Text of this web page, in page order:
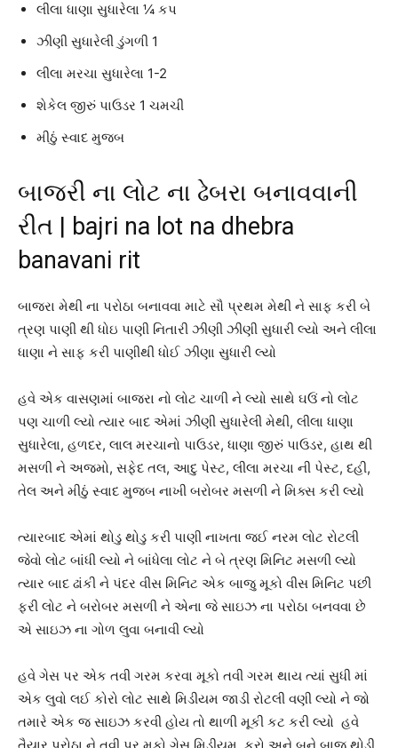
લીલા ધાણા સુધારેલા ¼ કપ
ઝીણી સુધારેલી ડુંગળી 1
લીલા મરચા સુધારેલા 1-2
શેકેલ જીરું પાઉડર 1 ચમચી
મીઠું સ્વાદ મુજબ
બાજરી ના લોટ ના ઢેબરા બનાવવાની
રીત | bajri na lot na dhebra
banavani rit
બાજરા મેથી ના પરોઠા બનાવવા માટે સૌ પ્રથમ મેથી ને સાફ કરી બે
ત્રણ પાણી થી ધોઇ પાણી નિતારી ઝીણી ઝીણી સુધારી લ્યો અને લીલા
ધાણા ને સાફ કરી પાણીથી ધોઈ ઝીણા સુધારી લ્યો
હવે એક વાસણમાં બાજરા નો લોટ ચાળી ને લ્યો સાથે ઘઉં નો લોટ
પણ ચાળી લ્યો ત્યાર બાદ એમાં ઝીણી સુધારેલી મેથી, લીલા ધાણા
સુધારેલા, હળદર, લાલ મરચાનો પાઉડર, ધાણા જીરું પાઉડર, હાથ થી
મસળી ને અજમો, સફેદ તલ, આદુ પેસ્ટ, લીલા મરચા ની પેસ્ટ, દહી,
તેલ અને મીઠું સ્વાદ મુજબ નાખી બરોબર મસળી ને મિક્સ કરી લ્યો
ત્યારબાદ એમાં થોડુ થોડુ કરી પાણી નાખતા જઈ નરમ લોટ રોટલી
જેવો લોટ બાંધી લ્યો ને બાંધેલા લોટ ને બે ત્રણ મિનિટ મસળી લ્યો
ત્યાર બાદ ઢાંકી ને પંદર વીસ મિનિટ એક બાજુ મૂકો વીસ મિનિટ પછી
ફરી લોટ ને બરોબર મસળી ને એના જે સાઇઝ ના પરોઠા બનવવા છે
એ સાઇઝ ના ગોળ લુવા બનાવી લ્યો
હવે ગેસ પર એક તવી ગરમ કરવા મૂકો તવી ગરમ થાય ત્યાં સુધી માં
એક લુવો લઈ કોરો લોટ સાથે મિડીયમ જાડી રોટલી વણી લ્યો ને જો
તમારે એક જ સાઇઝ કરવી હોય તો થાળી મૂકી કટ કરી લ્યો હવે